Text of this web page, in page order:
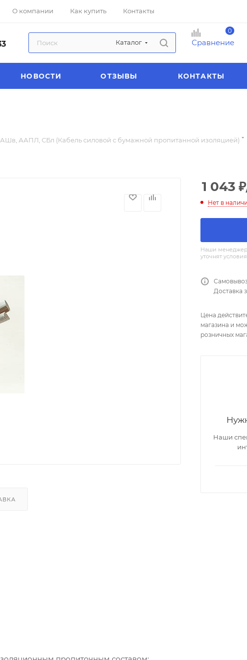
О компании Как купить Контакты
Каталог
0
Сравнение
НОВОСТИ ОТЗЫВЫ КОНТАКТЫ
ААПЛ, СБл (Кабель силовой с бумажной пропитанной изоляцией)
1 043 ₽
Нет в
Наши
уточнят
Доставка
Цена
магазина и
розничных
Наши